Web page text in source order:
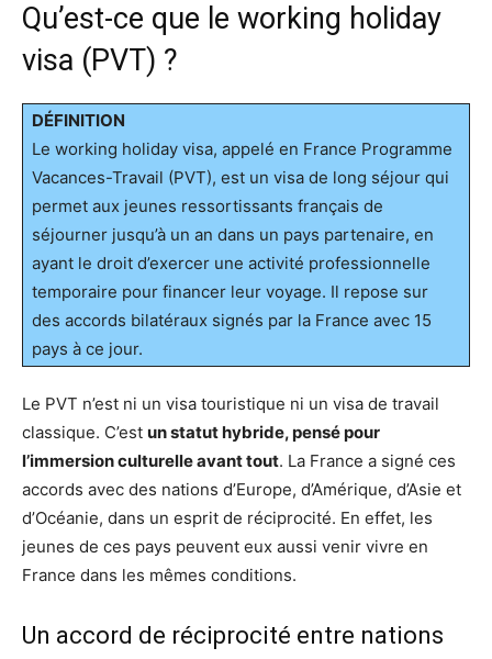
Qu’est-ce que le working holiday
visa (PVT) ?
DÉFINITION
Le working holiday visa, appelé en France Programme
Vacances-Travail (PVT), est un visa de long séjour qui
permet aux jeunes ressortissants français de
séjourner jusqu’à un an dans un pays partenaire, en
ayant le droit d’exercer une activité professionnelle
temporaire pour financer leur voyage. Il repose sur
des accords bilatéraux signés par la France avec 15
pays à ce jour.
Le PVT n’est ni un visa touristique ni un visa de travail
classique. C’est un statut hybride, pensé pour
l’immersion culturelle avant tout. La France a signé ces
accords avec des nations d’Europe, d’Amérique, d’Asie et
d’Océanie, dans un esprit de réciprocité. En effet, les
jeunes de ces pays peuvent eux aussi venir vivre en
France dans les mêmes conditions.
Un accord de réciprocité entre nations